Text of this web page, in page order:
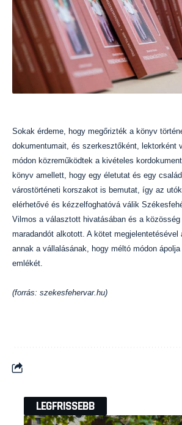
Sokak érdeme, hogy megőrizték a könyv
dokumentumait, és szerkesztőként, lektorként
módon közreműködtek a kivételes
könyv amellett, hogy egy életutat és egy
várostörténeti korszakot is bemutat, így az
elérhetővé és kézzelfoghatóvá válik
Vilmos a választott hivatásában és a közösség
maradandót alkotott. A kötet megjelentetésével
annak a vállalásának, hogy méltó módon
emlékét.
(forrás: szekesfehervar.hu)
LEGFRISSEBB